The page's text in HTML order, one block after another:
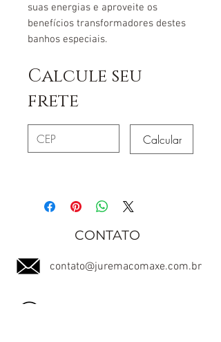
suas energias e aproveite os
benefícios transformadores destes
banhos especiais.
Calcule seu
frete
Calcular
CONTATO
contato@juremacomaxe.com.br